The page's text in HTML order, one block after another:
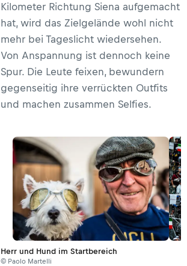
Kilometer Richtung Siena aufgemacht
hat, wird das Zielgelände wohl nicht
mehr bei Tageslicht wiedersehen.
Von Anspannung ist dennoch keine
Spur. Die Leute feixen, bewundern
gegenseitig ihre verrückten Outfits
und machen zusammen Selfies.
Herr und Hund im Startbereich
© Paolo Martelli